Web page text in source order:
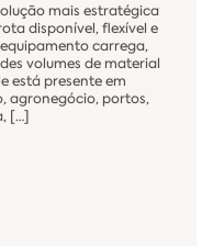
mais estratégica
disponível, flexível e
carrega,
volumes de material
está presente em
agronegócio, portos,
[…]